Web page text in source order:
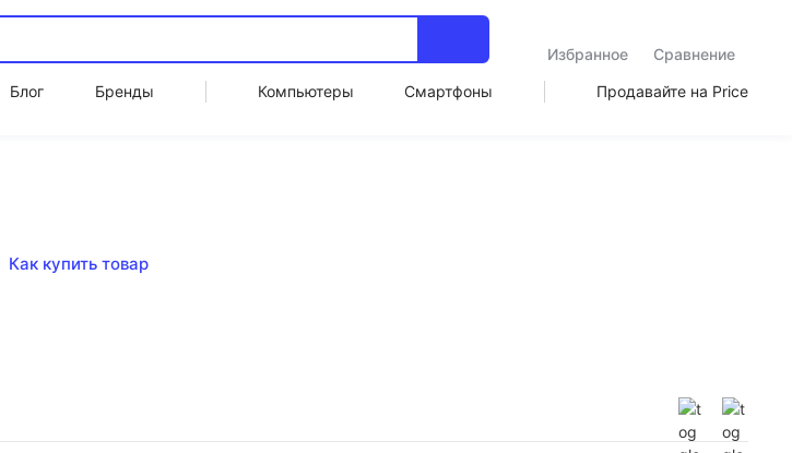
Избранное
Сравнение
Блог Бренды Компьютеры Смартфоны Продавайте на Price
Как купить товар